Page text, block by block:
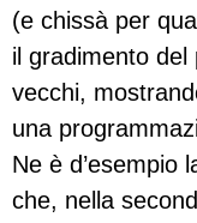
(e chissà per
il gradimento del
vecchi,
una
Ne è d’esempio
che, nella